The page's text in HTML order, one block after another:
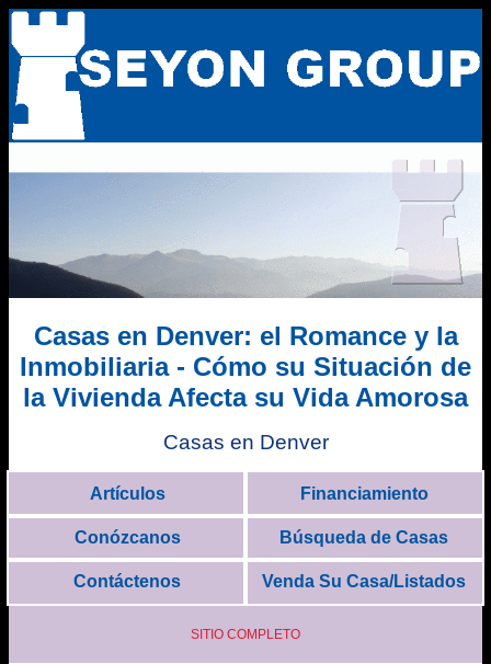
Casas en Denver: el Romance y la
Inmobiliaria - Cómo su Situación de
la Vivienda Afecta su Vida Amorosa
Casas en Denver
Artículos Financiamiento
Conózcanos Búsqueda de Casas
Contáctenos Venda Su Casa/Listados
SITIO COMPLETO